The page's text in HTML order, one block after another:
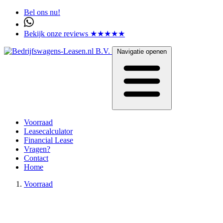
Bel ons nu!
Bekijk onze reviews ★★★★★
Navigatie openen
Voorraad
Leasecalculator
Financial Lease
Vragen?
Contact
Home
Voorraad